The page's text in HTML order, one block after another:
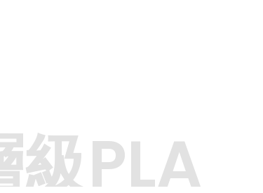
級PLA